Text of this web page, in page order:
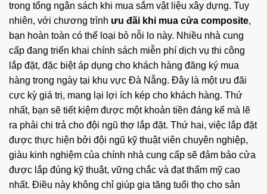
trong tổng ngân sách khi mua sắm vật liệu xây dựng. Tuy
nhiên, với chương trình ưu đãi khi mua cửa composite,
bạn hoàn toàn có thể loại bỏ nỗi lo này. Nhiều nhà cung
cấp đang triển khai chính sách miễn phí dịch vụ thi công
lắp đặt, đặc biệt áp dụng cho khách hàng đăng ký mua
hàng trong ngày tại khu vực Đà Nẵng. Đây là một ưu đãi
cực kỳ giá trị, mang lại lợi ích kép cho khách hàng. Thứ
nhất, bạn sẽ tiết kiệm được một khoản tiền đáng kể mà lẽ
ra phải chi trả cho đội ngũ thợ lắp đặt. Thứ hai, việc lắp đặt
được thực hiện bởi đội ngũ kỹ thuật viên chuyên nghiệp,
giàu kinh nghiệm của chính nhà cung cấp sẽ đảm bảo cửa
được lắp đúng kỹ thuật, vững chắc và đạt thẩm mỹ cao
nhất. Điều này không chỉ giúp gia tăng tuổi thọ cho sản